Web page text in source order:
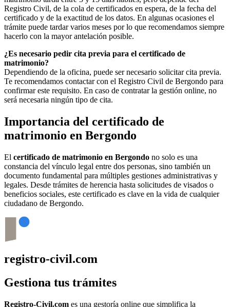
Registro Civil, de la cola de certificados en espera, de la fecha del
certificado y de la exactitud de los datos. En algunas ocasiones el
trámite puede tardar varios meses por lo que recomendamos siempre
hacerlo con la mayor antelación posible.
¿Es necesario pedir cita previa para el certificado de
matrimonio?
Dependiendo de la oficina, puede ser necesario solicitar cita previa.
Te recomendamos contactar con el Registro Civil de Bergondo para
confirmar este requisito. En caso de contratar la gestión online, no
será necesaria ningún tipo de cita.
Importancia del certificado de
matrimonio en Bergondo
El certificado de matrimonio en Bergondo no solo es una
constancia del vínculo legal entre dos personas, sino también un
documento fundamental para múltiples gestiones administrativas y
legales. Desde trámites de herencia hasta solicitudes de visados o
beneficios sociales, este certificado es clave en la vida de cualquier
ciudadano de Bergondo.
registro-civil.com
Gestiona tus trámites
Registro-Civil.com es una gestoría online que simplifica la